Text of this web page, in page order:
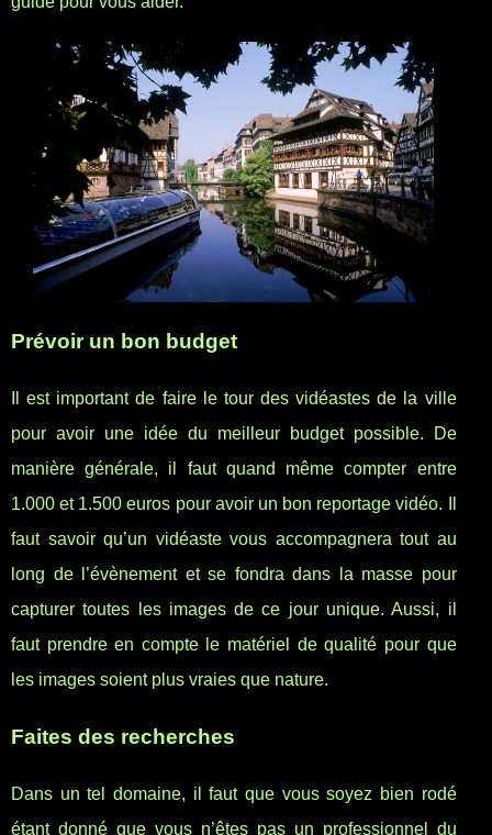
Prévoir un bon budget
Il est important de faire le tour des vidéastes de la ville
pour avoir une idée du meilleur budget possible. De
manière générale, il faut quand même compter entre
1.000 et 1.500 euros pour avoir un bon reportage vidéo. Il
faut savoir qu’un vidéaste vous accompagnera tout au
long de l’évènement et se fondra dans la masse pour
capturer toutes les images de ce jour unique. Aussi, il
faut prendre en compte le matériel de qualité pour que
les images soient plus vraies que nature.
Faites des recherches
Dans un tel domaine, il faut que vous soyez bien rodé
étant donné que vous n’êtes pas un professionnel du